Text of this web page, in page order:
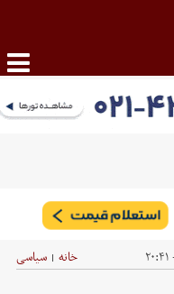
خانه | سیاسی